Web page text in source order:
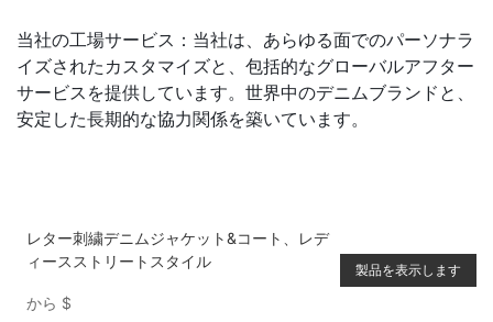
当社の工場サービス：当社は、あらゆる面でのパーソナラ
イズされたカスタマイズと、包括的なグローバルアフター
サービスを提供しています。世界中のデニムブランドと、
安定した長期的な協力関係を築いています。
レター刺繍デニムジャケット&コート、レデ
ィースストリートスタイル
から $
製品を表示します